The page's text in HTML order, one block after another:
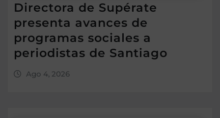
Directora de Supérate
presenta avances de
programas sociales a
periodistas de Santiago
Ago 4, 2026